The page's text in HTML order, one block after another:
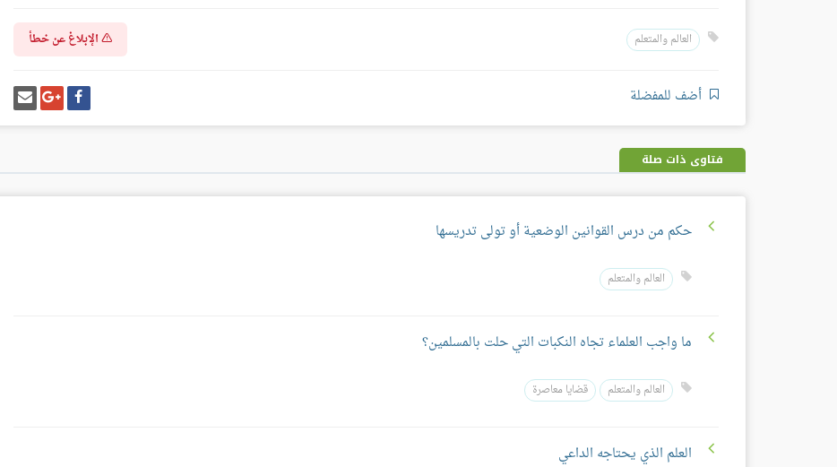
العالم والمتعلم الإبلاغ عن خطأ
أضف للمفضلة شارك
على
فيسبوك
شارك
على
غوغل
بلس
إرسل
إيميل
فتاوى ذات صلة
حكم من درس القوانين الوضعية أو تولى تدريسها
العالم والمتعلم
ما واجب العلماء تجاه النكبات التي حلت بالمسلمين؟
العالم والمتعلم قضايا معاصرة
العلم الذي يحتاجه الداعي